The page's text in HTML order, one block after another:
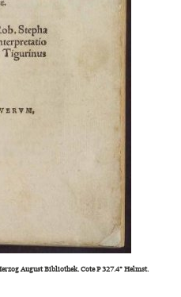
August Bibliothek. Cote P 327.4° Helmst.